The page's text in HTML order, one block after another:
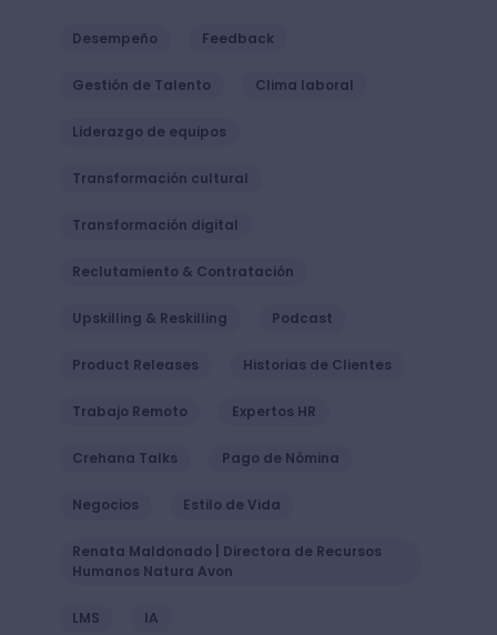
Desempeño Feedback
Gestión de Talento Clima laboral
Liderazgo de equipos
Transformación cultural
Transformación digital
Reclutamiento & Contratación
Upskilling & Reskilling Podcast
Product Releases Historias de Clientes
Trabajo Remoto Expertos HR
Crehana Talks Pago de Nómina
Negocios Estilo de Vida
Renata Maldonado | Directora de Recursos
Humanos Natura Avon
LMS IA